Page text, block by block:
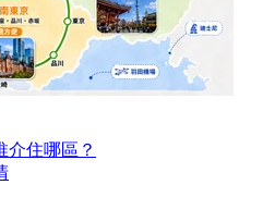
介住哪區？